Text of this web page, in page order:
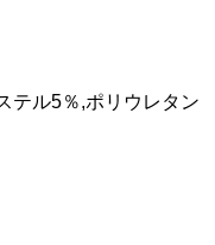
テル5％,ポリウレタン